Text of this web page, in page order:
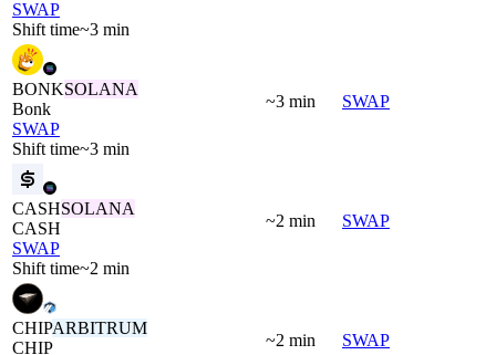
SWAP
Shift time~3 min
BONKSOLANA
Bonk
SWAP
Shift time~3 min
~3 min SWAP
CASHSOLANA
CASH
SWAP
Shift time~2 min
~2 min SWAP
CHIPARBITRUM
CHIP
~2 min SWAP